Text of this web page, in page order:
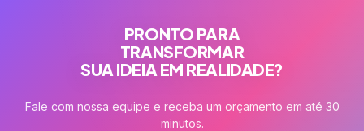
PRONTO PARA
TRANSFORMAR
SUA IDEIA EM REALIDADE?
Fale com nossa equipe e receba um orçamento em até 30
minutos.